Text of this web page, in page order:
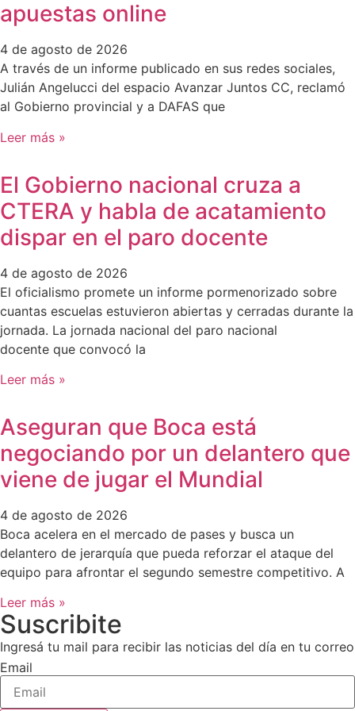
apuestas online
4 de agosto de 2026
A través de un informe publicado en sus redes sociales,
Julián Angelucci del espacio Avanzar Juntos CC, reclamó
al Gobierno provincial y a DAFAS que
Leer más »
El Gobierno nacional cruza a
CTERA y habla de acatamiento
dispar en el paro docente
4 de agosto de 2026
El oficialismo promete un informe pormenorizado sobre
cuantas escuelas estuvieron abiertas y cerradas durante la
jornada. La jornada nacional del paro nacional
docente que convocó la
Leer más »
Aseguran que Boca está
negociando por un delantero que
viene de jugar el Mundial
4 de agosto de 2026
Boca acelera en el mercado de pases y busca un
delantero de jerarquía que pueda reforzar el ataque del
equipo para afrontar el segundo semestre competitivo. A
Leer más »
Suscribite
Ingresá tu mail para recibir las noticias del día en tu correo
Email